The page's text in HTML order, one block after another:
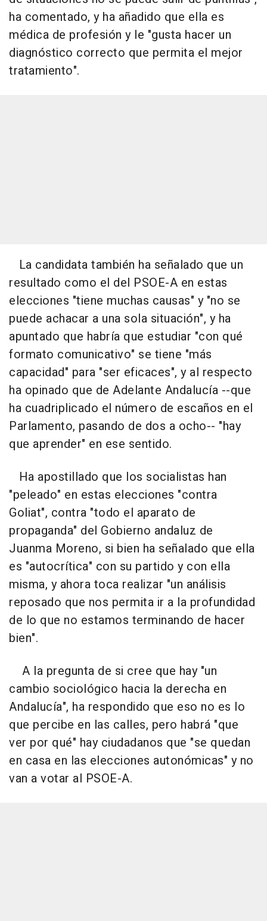
ha comentado, y ha añadido que ella es
médica de profesión y le "gusta hacer un
diagnóstico correcto que permita el mejor
tratamiento".
La candidata también ha señalado que un
resultado como el del PSOE-A en estas
elecciones "tiene muchas causas" y "no se
puede achacar a una sola situación", y ha
apuntado que habría que estudiar "con qué
formato comunicativo" se tiene "más
capacidad" para "ser eficaces", y al respecto
ha opinado que de Adelante Andalucía --que
ha cuadriplicado el número de escaños en el
Parlamento, pasando de dos a ocho-- "hay
que aprender" en ese sentido.
Ha apostillado que los socialistas han
"peleado" en estas elecciones "contra
Goliat", contra "todo el aparato de
propaganda" del Gobierno andaluz de
Juanma Moreno, si bien ha señalado que ella
es "autocrítica" con su partido y con ella
misma, y ahora toca realizar "un análisis
reposado que nos permita ir a la profundidad
de lo que no estamos terminando de hacer
bien".
A la pregunta de si cree que hay "un
cambio sociológico hacia la derecha en
Andalucía", ha respondido que eso no es lo
que percibe en las calles, pero habrá "que
ver por qué" hay ciudadanos que "se quedan
en casa en las elecciones autonómicas" y no
van a votar al PSOE-A.